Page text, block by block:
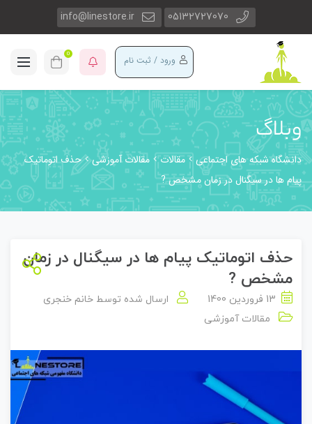
05132727070
info@linestore.ir
ورود / ثبت نام 0
وبلاگ
دانشگاه شبکه های اجتماعی مقالات مقالات آموزشی
حذف اتوماتیک
پیام ها در سیگنال در زمان مشخص ?
حذف اتوماتیک پیام ها در سیگنال در زمان
مشخص ?
13 فروردین 1400 ارسال شده توسط خانم خنجری
مقالات آموزشی